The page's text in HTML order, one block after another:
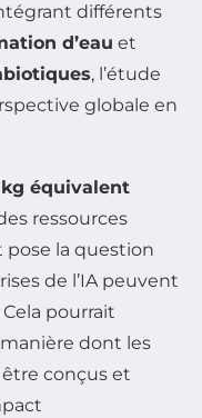
différents
d’eau et
, l’étude
globale en
équivalent
ressources
la question
de l’IA peuvent
pourrait
dont les
conçus et